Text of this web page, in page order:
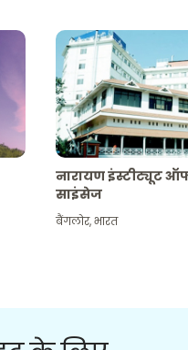
नारायण इंस्टीट्यूट
साइंसेज
बैंगलोर,भारत